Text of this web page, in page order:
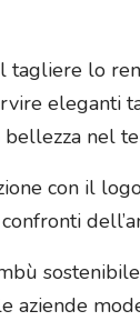
tagliere lo
eleganti
nel
con il
confronti
aziende